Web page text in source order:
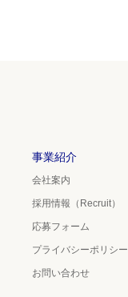
事業紹介
会社案内
採用情報（Recruit）
応募フォーム
プライバシーポリシー
お問い合わせ